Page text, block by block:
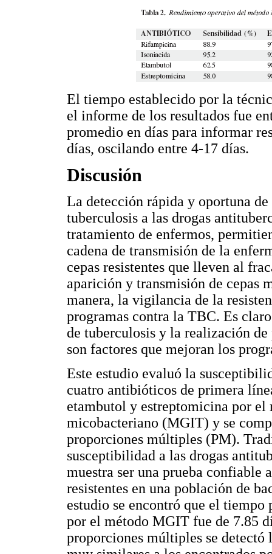
El tiempo establecido por la
el informe de los resultados fue
promedio en días para informar
días, oscilando entre 4-17 días.
Discusión
La detección rápida y oportuna
tuberculosis a las drogas
tratamiento de enfermos,
cadena de transmisión de la
cepas resistentes que lleven al
aparición y transmisión de cepas
manera, la vigilancia de la
programas contra la TBC. Es
de tuberculosis y la realización de
son factores que mejoran los
Este estudio evaluó la
cuatro antibióticos de primera
etambutol y estreptomicina por
micobacteriano (MGIT) y se
proporciones múltiples (PM).
susceptibilidad a las drogas
muestra ser una prueba confiable
resistentes en una población de
estudio se encontró que el
por el método MGIT fue de 7.85
proporciones múltiples se detectó